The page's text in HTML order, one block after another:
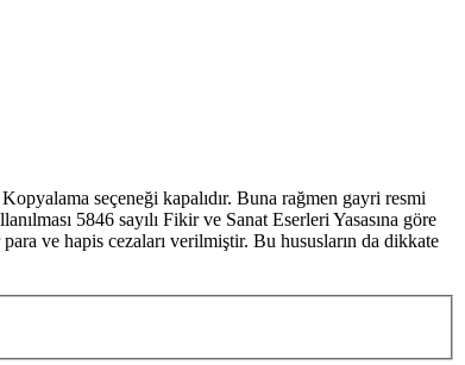
seçeneği kapalıdır. Buna rağmen gayri resmi
5846 sayılı Fikir ve Sanat Eserleri Yasasına göre
ve hapis cezaları verilmiştir. Bu hususların da dikkate